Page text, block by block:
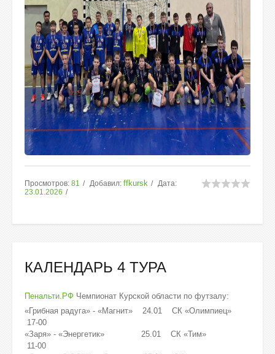
Просмотров: 81 Добавил: ffkursk
Дата:
23.01.2026
КАЛЕНДАРЬ 4 ТУРА
Пенальти.РФ Чемпионат Курской области по футзалу:
«Грибная радуга» - «Магнит» 24.01 СК «Олимпиец»
17-00
«Заря» - «Энергетик» 25.01 СК «Тим»
11-00